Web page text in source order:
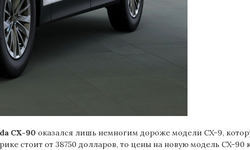
CX-90 оказался лишь немногим дороже модели CX-9,
стоит от 38750 долларов, то цены на новую модель CX-